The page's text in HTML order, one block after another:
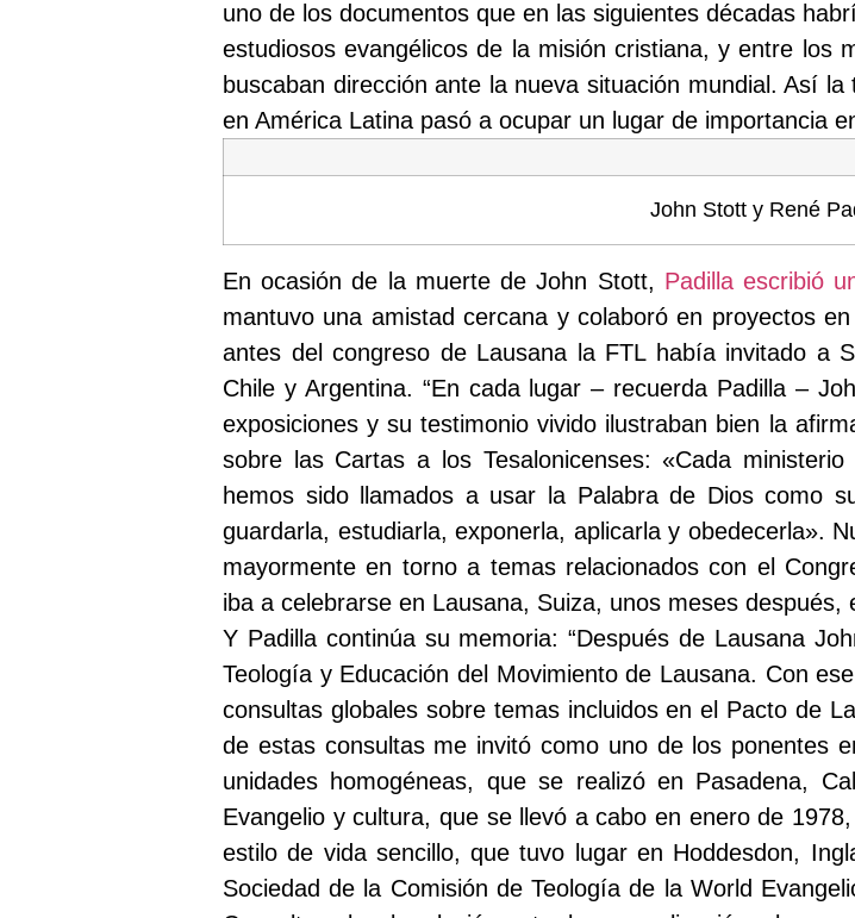
uno de los documentos que en las siguientes décadas
estudiosos evangélicos de la misión cristiana, y entre los
buscaban dirección ante la nueva situación mundial. Así
en América Latina pasó a ocupar un lugar de importancia
John Stott y René
En ocasión de la muerte de John Stott, Padilla escribió
mantuvo una amistad cercana y colaboró en proyectos
antes del congreso de Lausana la FTL había invitado a
Chile y Argentina. “En cada lugar – recuerda Padilla –
exposiciones y su testimonio vivido ilustraban bien la
sobre las Cartas a los Tesalonicenses: «Cada
hemos sido llamados a usar la Palabra de Dios como
guardarla, estudiarla, exponerla, aplicarla y obedecerla».
mayormente en torno a temas relacionados con el
iba a celebrarse en Lausana, Suiza, unos meses después,
Y Padilla continúa su memoria: “Después de Lausana
Teología y Educación del Movimiento de Lausana. Con
consultas globales sobre temas incluidos en el Pacto de
de estas consultas me invitó como uno de los ponentes
unidades homogéneas, que se realizó en Pasadena,
Evangelio y cultura, que se llevó a cabo en enero de
estilo de vida sencillo, que tuvo lugar en Hoddesdon,
Sociedad de la Comisión de Teología de la World